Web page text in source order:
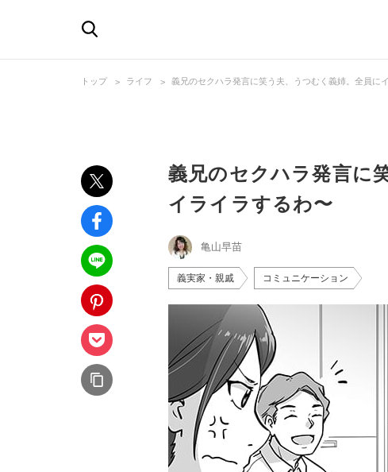
トップ ライフ 義兄のセクハラ発言に笑う夫、うつむく義姉。全員に
義兄のセクハラ発言に
イライラするわ〜
亀山早苗
義実家・親戚 コミュニケーション